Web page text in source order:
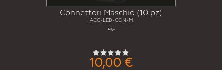
Connettori Maschio (10 pz)
ACC-LED-CON-M
RIF
10,00 €